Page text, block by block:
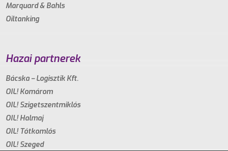
Marquard & Bahls
Oiltanking
Hazai partnerek
Bácska – Logisztik Kft.
OIL! Komárom
OIL! Szigetszentmiklós
OIL! Halmaj
OIL! Tótkomlós
OIL! Szeged